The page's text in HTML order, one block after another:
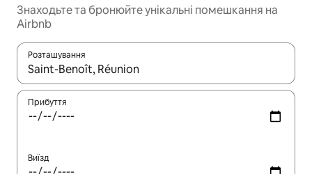
Знаходьте та бронюйте унікальні помешкання на
Airbnb
Розташування
Отримавши результати пошуку, використовуйте для
Прибуття
Виїзд